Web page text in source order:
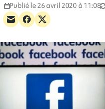
Publié le 26 avril 2020 à 11:08